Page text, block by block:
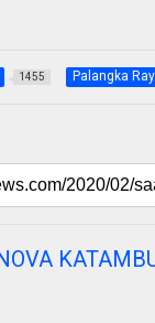
1455 Palangka